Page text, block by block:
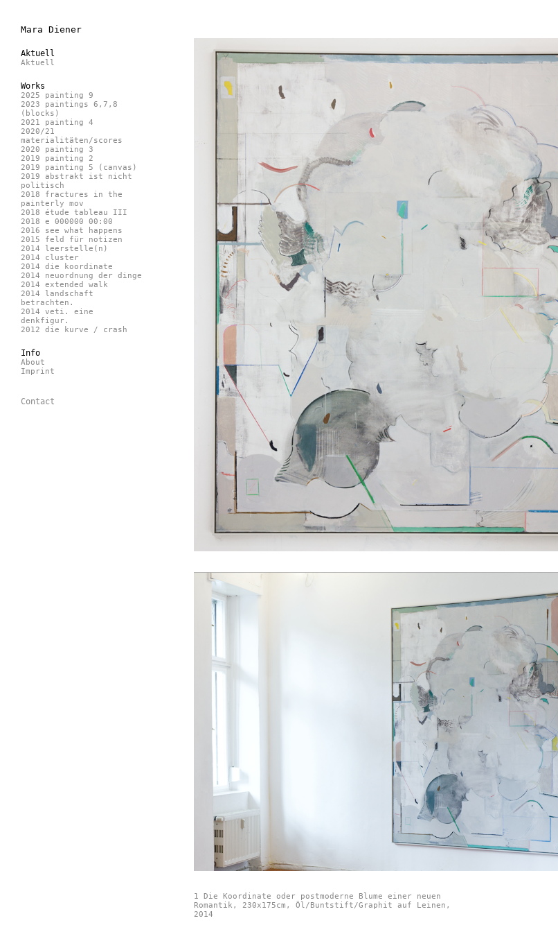
Mara Diener
Aktuell
Aktuell
Works
2025 painting 9
2023 paintings 6,7,8
(blocks)
2021 painting 4
2020/21
materialitäten/scores
2020 painting 3
2019 painting 2
2019 painting 5 (canvas)
2019 abstrakt ist nicht
politisch
2018 fractures in the
painterly mov
2018 étude tableau III
2018 e 000000 00:00
2016 see what happens
2015 feld für notizen
2014 leerstelle(n)
2014 cluster
2014 die koordinate
2014 neuordnung der dinge
2014 extended walk
2014 landschaft
betrachten.
2014 veti. eine
denkfigur.
2012 die kurve / crash
Info
About
Imprint
Contact
1 Die Koordinate oder postmoderne Blume einer neuen
Romantik, 230x175cm, Öl/Buntstift/Graphit auf Leinen,
2014